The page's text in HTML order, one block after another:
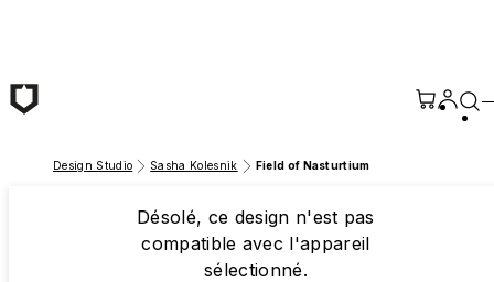
Design Studio Sasha Kolesnik Field of Nasturtium
Désolé, ce design n'est pas
compatible avec l'appareil
sélectionné.